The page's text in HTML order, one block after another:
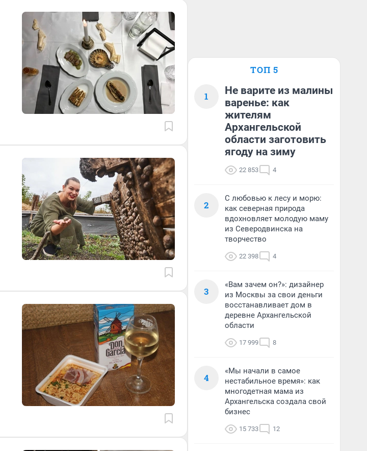
ТОП 5
1
Не варите из малины
варенье: как
жителям
Архангельской
области заготовить
ягоду на зиму
22 853 4
2
С любовью к лесу и морю:
как северная природа
вдохновляет молодую маму
из Северодвинска на
творчество
22 398 4
3
«Вам зачем он?»: дизайнер
из Москвы за свои деньги
восстанавливает дом в
деревне Архангельской
области
17 999 8
4
«Мы начали в самое
нестабильное время»: как
многодетная мама из
Архангельска создала свой
бизнес
15 733 12